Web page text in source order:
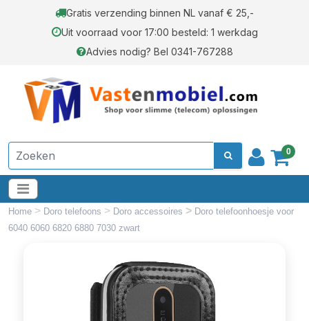
Gratis verzending binnen NL vanaf € 25,-
Uit voorraad voor 17:00 besteld: 1 werkdag
Advies nodig? Bel 0341-767288
0
Home > Doro telefoons > Doro accessoires > Doro telefoonhoesje voor
6040 6060 6820 6880 7030 zwart